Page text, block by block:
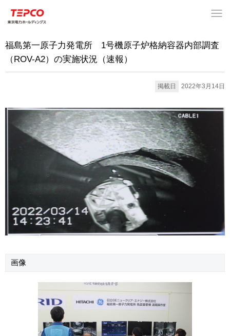
福島第一原子力発電所 1号機原子炉格納容器内部調査
（ROV-A2）の実施状況（速報）
掲載日 2022年3月14日
画像